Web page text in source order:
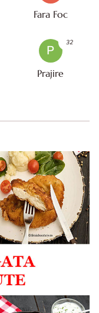
Fara Foc
P
Prajire
32